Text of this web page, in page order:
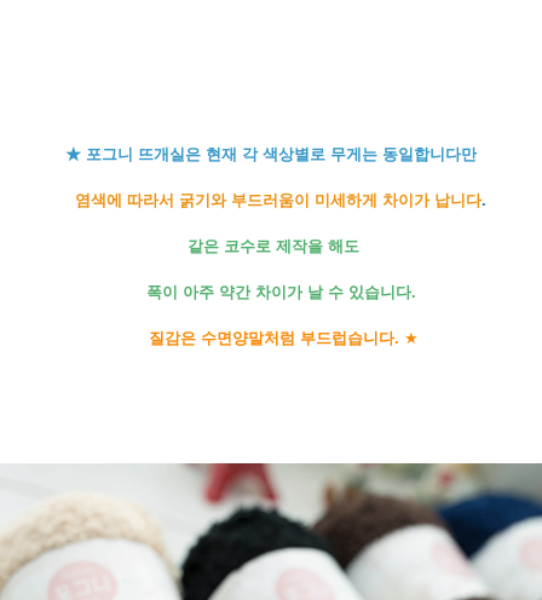
★ 포그니 뜨개실은 현재 각 색상별로 무게는 동일합니다만
염색에 따라서 굵기와 부드러움이 미세하게 차이가 납니다.
같은 코수로 제작을 해도
폭이 아주 약간 차이가 날 수 있습니다.
질감은 수면양말처럼 부드럽습니다. ★